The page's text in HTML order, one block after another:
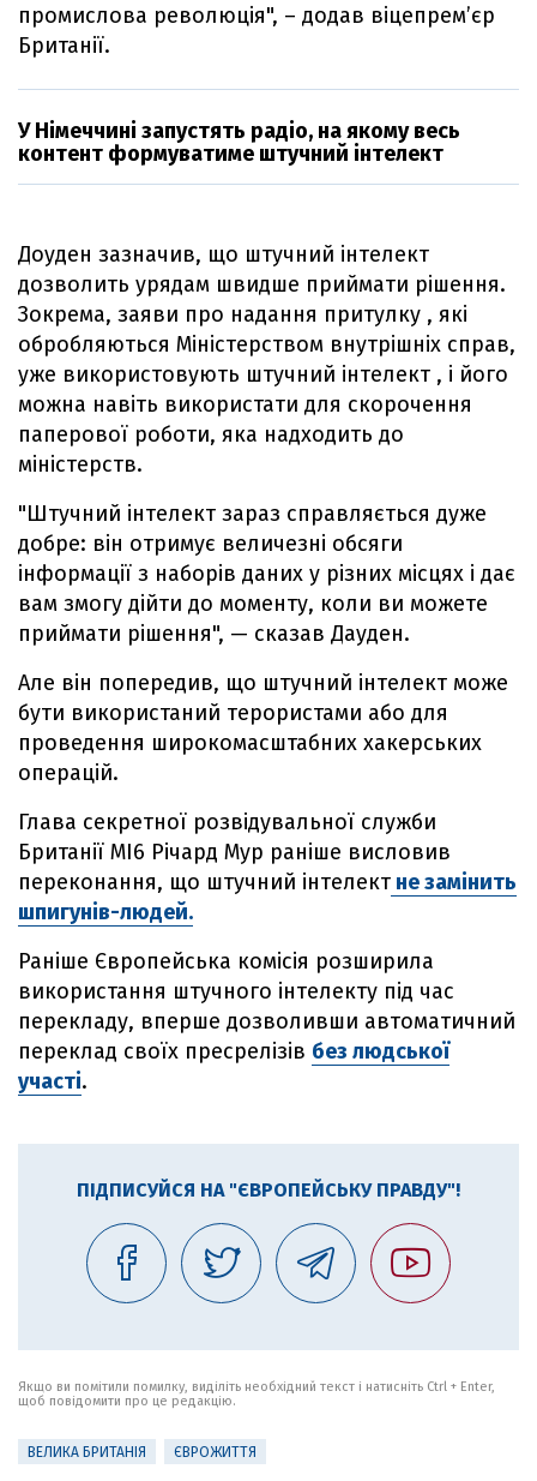
промислова революція", – додав віцепрем’єр
Британії.
У Німеччині запустять радіо, на якому весь
контент формуватиме штучний інтелект
Доуден зазначив, що штучний інтелект
дозволить урядам швидше приймати рішення.
Зокрема, заяви про надання притулку , які
обробляються Міністерством внутрішніх справ,
уже використовують штучний інтелект , і його
можна навіть використати для скорочення
паперової роботи, яка надходить до
міністерств.
"Штучний інтелект зараз справляється дуже
добре: він отримує величезні обсяги
інформації з наборів даних у різних місцях і дає
вам змогу дійти до моменту, коли ви можете
приймати рішення", — сказав Дауден.
Але він попередив, що штучний інтелект може
бути використаний терористами або для
проведення широкомасштабних хакерських
операцій.
Глава секретної розвідувальної служби
Британії МІ6 Річард Мур раніше висловив
переконання, що штучний інтелект не замінить
шпигунів-людей.
Раніше Європейська комісія розширила
використання штучного інтелекту під час
перекладу, вперше дозволивши автоматичний
переклад своїх пресрелізів без людської
участі.
ПІДПИСУЙСЯ НА "ЄВРОПЕЙСЬКУ ПРАВДУ"!
Якщо ви помітили помилку, виділіть необхідний текст і натисніть Ctrl + Enter,
щоб повідомити про це редакцію.
ВЕЛИКА БРИТАНІЯ ЄВРОЖИТТЯ